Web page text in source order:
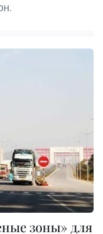
зоны» для